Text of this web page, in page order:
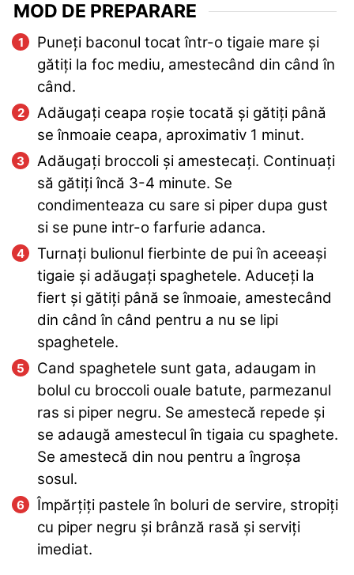
MOD DE PREPARARE
Puneți baconul tocat într-o tigaie mare și
gătiți la foc mediu, amestecând din când în
când.
Adăugați ceapa roșie tocată și gătiți până
se înmoaie ceapa, aproximativ 1 minut.
Adăugați broccoli și amestecați. Continuați
să gătiți încă 3-4 minute. Se
condimenteaza cu sare si piper dupa gust
si se pune intr-o farfurie adanca.
Turnați bulionul fierbinte de pui în aceeași
tigaie și adăugați spaghetele. Aduceți la
fiert și gătiți până se înmoaie, amestecând
din când în când pentru a nu se lipi
spaghetele.
Cand spaghetele sunt gata, adaugam in
bolul cu broccoli ouale batute, parmezanul
ras si piper negru. Se amestecă repede și
se adaugă amestecul în tigaia cu spaghete.
Se amestecă din nou pentru a îngroșa
sosul.
Împărțiți pastele în boluri de servire, stropiți
cu piper negru și brânză rasă și serviți
imediat.